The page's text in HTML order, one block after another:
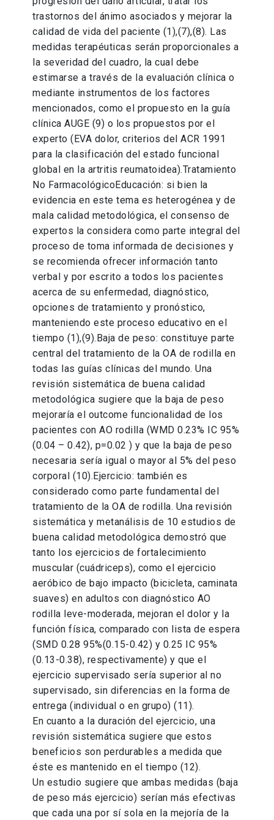
trastornos del ánimo asociados y mejorar la
calidad de vida del paciente (1),(7),(8). Las
medidas terapéuticas serán proporcionales a
la severidad del cuadro, la cual debe
estimarse a través de la evaluación clínica o
mediante instrumentos de los factores
mencionados, como el propuesto en la guía
clínica AUGE (9) o los propuestos por el
experto (EVA dolor, criterios del ACR 1991
para la clasificación del estado funcional
global en la artritis reumatoidea).Tratamiento
No FarmacológicoEducación: si bien la
evidencia en este tema es heterogénea y de
mala calidad metodológica, el consenso de
expertos la considera como parte integral del
proceso de toma informada de decisiones y
se recomienda ofrecer información tanto
verbal y por escrito a todos los pacientes
acerca de su enfermedad, diagnóstico,
opciones de tratamiento y pronóstico,
manteniendo este proceso educativo en el
tiempo (1),(9).Baja de peso: constituye parte
central del tratamiento de la OA de rodilla en
todas las guías clínicas del mundo. Una
revisión sistemática de buena calidad
metodológica sugiere que la baja de peso
mejoraría el outcome funcionalidad de los
pacientes con AO rodilla (WMD 0.23% IC 95%
(0.04 – 0.42), p=0.02 ) y que la baja de peso
necesaria sería igual o mayor al 5% del peso
corporal (10).Ejercicio: también es
considerado como parte fundamental del
tratamiento de la OA de rodilla. Una revisión
sistemática y metanálisis de 10 estudios de
buena calidad metodológica demostró que
tanto los ejercicios de fortalecimiento
muscular (cuádriceps), como el ejercicio
aeróbico de bajo impacto (bicicleta, caminata
suaves) en adultos con diagnóstico AO
rodilla leve-moderada, mejoran el dolor y la
función física, comparado con lista de espera
(SMD 0.28 95%(0.15-0.42) y 0.25 IC 95%
(0.13-0.38), respectivamente) y que el
ejercicio supervisado sería superior al no
supervisado, sin diferencias en la forma de
entrega (individual o en grupo) (11).
En cuanto a la duración del ejercicio, una
revisión sistemática sugiere que estos
beneficios son perdurables a medida que
éste es mantenido en el tiempo (12).
Un estudio sugiere que ambas medidas (baja
de peso más ejercicio) serían más efectivas
que cada una por sí sola en la mejoría de la